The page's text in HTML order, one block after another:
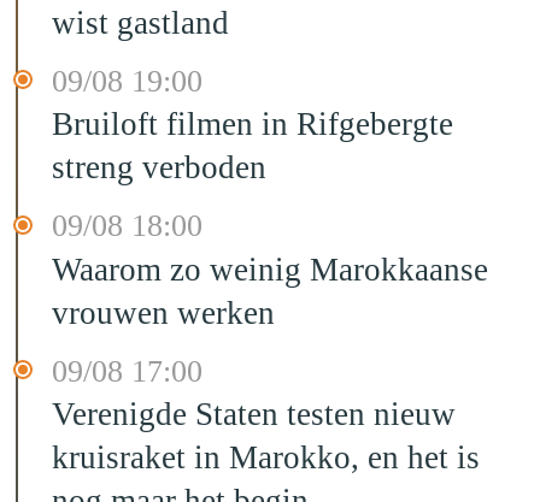
wist gastland
09/08 19:00
Bruiloft filmen in Rifgebergte
streng verboden
09/08 18:00
Waarom zo weinig Marokkaanse
vrouwen werken
09/08 17:00
Verenigde Staten testen nieuw
kruisraket in Marokko, en het is